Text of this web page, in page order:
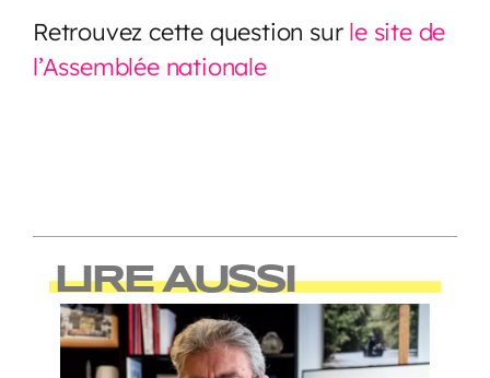
Retrouvez cette question sur le site de
l’Assemblée nationale
LIRE AUSSI